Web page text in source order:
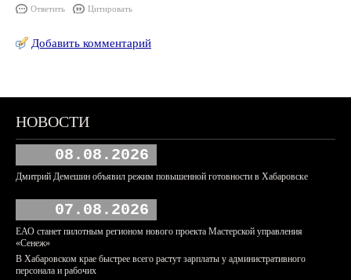
Ответить Цитировать
Добавить комментарий
НОВОСТИ
08.08.2026
Дмитрий Демешин объявил режим повышенной готовности в Хабаровске
07.08.2026
ЕАО станет пилотным регионом нового проекта Мастерской управления
«Сенеж»
В Хабаровском крае быстрее всего растут зарплаты у административного
персонала и рабочих